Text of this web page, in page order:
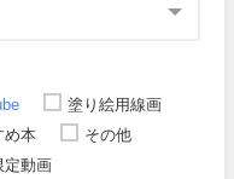
塗り絵用線画
め本
その他
定動画